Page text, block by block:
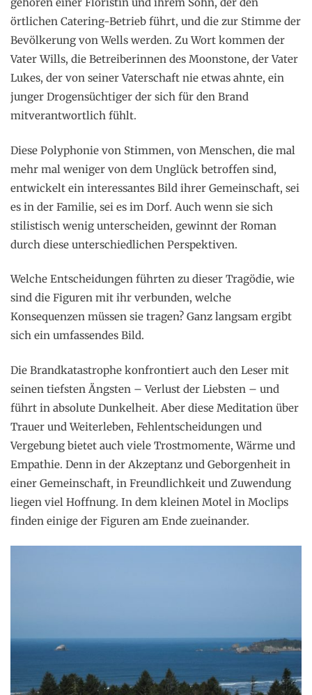
örtlichen Catering-Betrieb führt, und die zur Stimme der
Bevölkerung von Wells werden. Zu Wort kommen der
Vater Wills, die Betreiberinnen des Moonstone, der Vater
Lukes, der von seiner Vaterschaft nie etwas ahnte, ein
junger Drogensüchtiger der sich für den Brand
mitverantwortlich fühlt.
Diese Polyphonie von Stimmen, von Menschen, die mal
mehr mal weniger von dem Unglück betroffen sind,
entwickelt ein interessantes Bild ihrer Gemeinschaft, sei
es in der Familie, sei es im Dorf. Auch wenn sie sich
stilistisch wenig unterscheiden, gewinnt der Roman
durch diese unterschiedlichen Perspektiven.
Welche Entscheidungen führten zu dieser Tragödie, wie
sind die Figuren mit ihr verbunden, welche
Konsequenzen müssen sie tragen? Ganz langsam ergibt
sich ein umfassendes Bild.
Die Brandkatastrophe konfrontiert auch den Leser mit
seinen tiefsten Ängsten – Verlust der Liebsten – und
führt in absolute Dunkelheit. Aber diese Meditation über
Trauer und Weiterleben, Fehlentscheidungen und
Vergebung bietet auch viele Trostmomente, Wärme und
Empathie. Denn in der Akzeptanz und Geborgenheit in
einer Gemeinschaft, in Freundlichkeit und Zuwendung
liegen viel Hoffnung. In dem kleinen Motel in Moclips
finden einige der Figuren am Ende zueinander.